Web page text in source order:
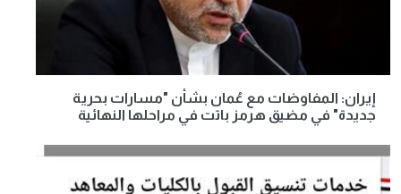
إيران: المفاوضات مع عُمان بشأن "مسارات بحرية
جديدة" في مضيق هرمز باتت في مراحلها النهائية